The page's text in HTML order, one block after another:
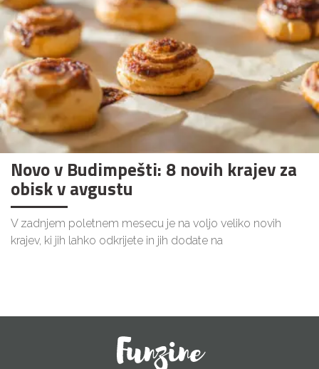
Novo v Budimpešti: 8 novih krajev za
obisk v avgustu
V zadnjem poletnem mesecu je na voljo veliko novih
krajev, ki jih lahko odkrijete in jih dodate na